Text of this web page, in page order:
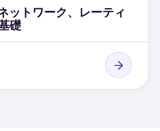
ットワーク、レーティ
礎